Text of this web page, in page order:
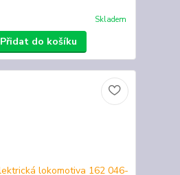
Skladem
Přidat do košíku